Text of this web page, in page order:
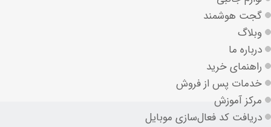
گجت هوشمند
وبلاگ
درباره ما
راهنمای خرید
خدمات پس از فروش
مرکز آموزش
دریافت کد فعال‌سازی موبایل